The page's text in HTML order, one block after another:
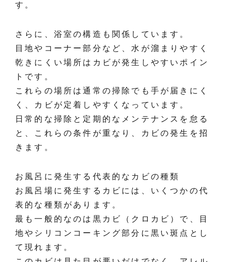
す。
さらに、浴室の構造も関係しています。
目地やコーナー部分など、水が溜まりやすく
乾きにくい場所はカビが発生しやすいポイン
トです。
これらの場所は通常の掃除でも手が届きにく
く、カビが定着しやすくなっています。
日常的な掃除と定期的なメンテナンスを怠る
と、これらの条件が重なり、カビの発生を招
きます。
お風呂に発生する代表的なカビの種類
お風呂場に発生するカビには、いくつかの代
表的な種類があります。
最も一般的なのは黒カビ（クロカビ）で、目
地やシリコンコーキング部分に黒い斑点とし
て現れます。